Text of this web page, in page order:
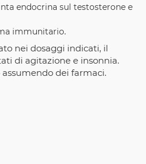
endocrina sul testosterone e
immunitario.
nei dosaggi indicati, il
di agitazione e insonnia.
dei farmaci.